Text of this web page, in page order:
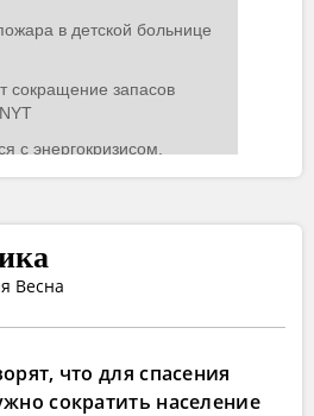
Весна
что для спасения
сократить население